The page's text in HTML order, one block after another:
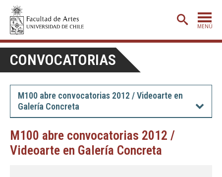
MENÚ
PORTADA
ADMISIÓN
ETAPA BÁSICA
POSTGRADO
EXTENSIÓN
CONVOCATORIAS
M100 abre convocatorias 2012 / Videoarte en
Galería Concreta
M100 abre convocatorias 2012 /
Videoarte en Galería Concreta